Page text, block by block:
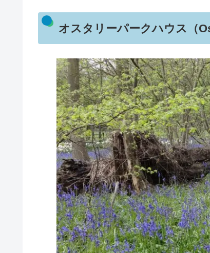
オスタリーパークハウス（